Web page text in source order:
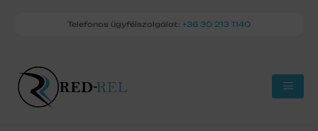
Telefonos ügyfélszolgálat: +36 30 213 1140